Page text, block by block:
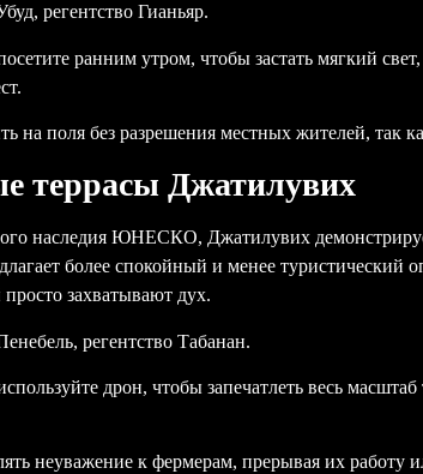
регентство Гианьяр.
ранним утром, чтобы застать мягкий
на поля без разрешения местных жителей, так
террасы Джатилувих
наследия ЮНЕСКО, Джатилувих
более спокойный и менее туристический
захватывают дух.
регентство Табанан.
дрон, чтобы запечатлеть весь
неуважение к фермерам, прерывая их работу